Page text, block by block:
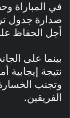
في المباراة
صدارة جدول
أجل الحفاظ
بينما على
نتيجة
وتجنب
الفريقين.